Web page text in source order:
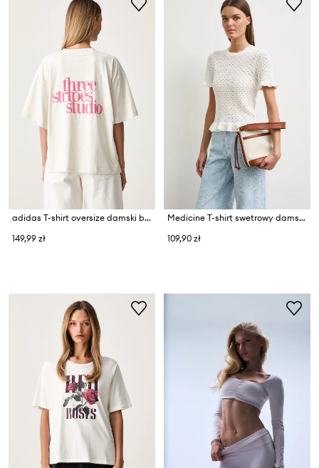
adidas T-shirt oversize damski bawełniany Essentials
149,99 zł
Medicine T-shirt swetrowy damski bawełniany
109,90 zł